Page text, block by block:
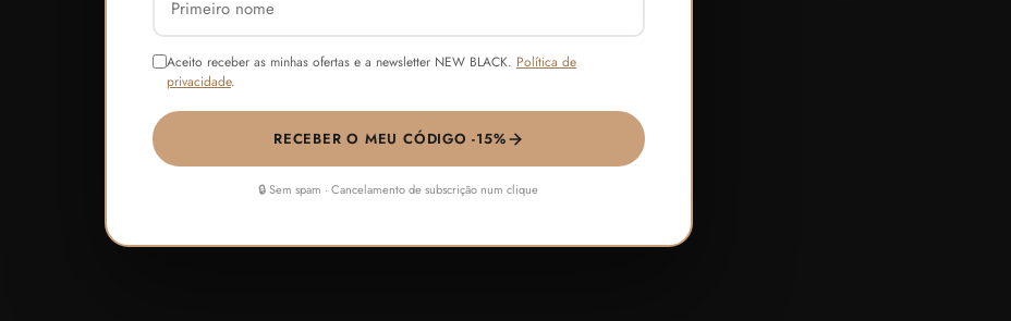
Aceito receber as minhas ofertas e a newsletter NEW BLACK. Política de
privacidade.
RECEBER O MEU CÓDIGO -15%
🔒 Sem spam · Cancelamento de subscrição num clique